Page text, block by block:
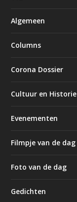
Algemeen
Columns
Corona Dossier
Cultuur en Historie
Evenementen
Filmpje van de dag
Foto van de dag
Gedichten